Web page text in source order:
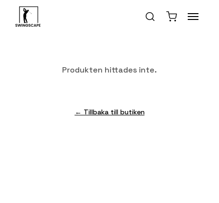
Produkten hittades inte.
← Tillbaka till butiken